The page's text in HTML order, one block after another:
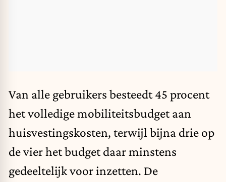
Van alle gebruikers besteedt 45 procent
het volledige mobiliteitsbudget aan
huisvestingskosten, terwijl bijna drie op
de vier het budget daar minstens
gedeeltelijk voor inzetten. De